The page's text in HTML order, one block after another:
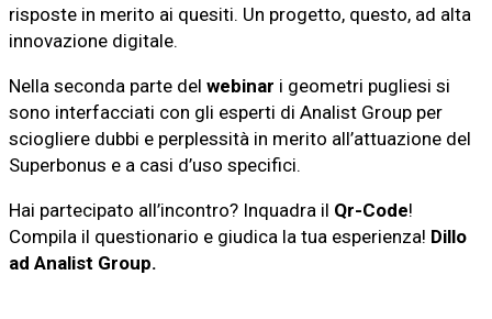
risposte in merito ai quesiti. Un progetto, questo, ad alta
innovazione digitale.
Nella seconda parte del webinar i geometri pugliesi si
sono interfacciati con gli esperti di Analist Group per
sciogliere dubbi e perplessità in merito all’attuazione del
Superbonus e a casi d’uso specifici.
Hai partecipato all’incontro? Inquadra il Qr-Code!
Compila il questionario e giudica la tua esperienza! Dillo
ad Analist Group.